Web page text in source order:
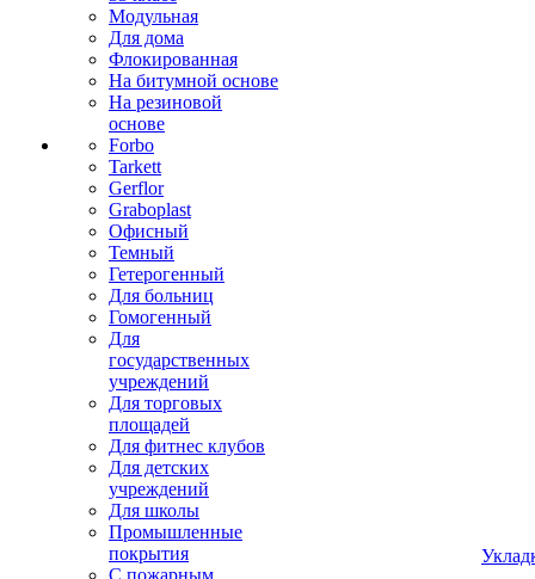
Модульная
Для дома
Флокированная
На битумной основе
На резиновой
основе
Forbo
Tarkett
Gerflor
Graboplast
Офисный
Темный
Гетерогенный
Для больниц
Гомогенный
Для
государственных
учреждений
Для торговых
площадей
Для фитнес клубов
Для детских
учреждений
Для школы
Промышленные
покрытия
С пожарным